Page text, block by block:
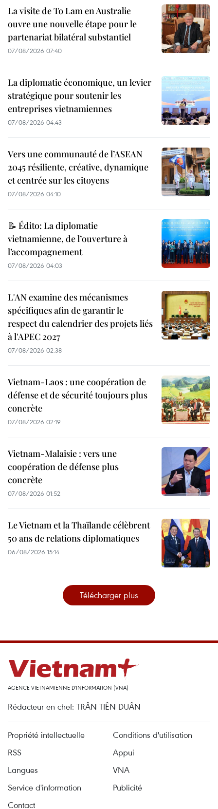
La visite de To Lam en Australie
ouvre une nouvelle étape pour le
partenariat bilatéral substantiel
07/08/2026 07:40
La diplomatie économique, un levier
stratégique pour soutenir les
entreprises vietnamiennes
07/08/2026 04:43
Vers une communauté de l’ASEAN
2045 résiliente, créative, dynamique
et centrée sur les citoyens
07/08/2026 04:10
📝 Édito: La diplomatie
vietnamienne, de l’ouverture à
l’accompagnement
07/08/2026 04:03
L'AN examine des mécanismes
spécifiques afin de garantir le
respect du calendrier des projets liés
à l'APEC 2027
07/08/2026 02:38
Vietnam-Laos : une coopération de
défense et de sécurité toujours plus
concrète
07/08/2026 02:19
Vietnam-Malaisie : vers une
coopération de défense plus
concrète
07/08/2026 01:52
Le Vietnam et la Thaïlande célèbrent
50 ans de relations diplomatiques
06/08/2026 15:14
Télécharger plus
AGENCE VIETNAMIENNE D'INFORMATION (VNA)
Rédacteur en chef: TRÂN TIÊN DUÂN
Propriété intellectuelle
Conditions d'utilisation
RSS
Appui
Langues
VNA
Service d'information
Publicité
Contact